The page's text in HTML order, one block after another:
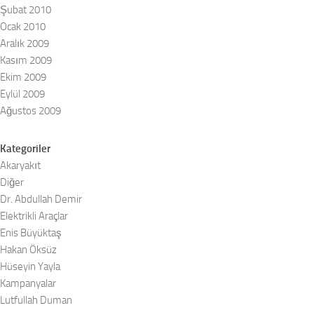
Şubat 2010
Ocak 2010
Aralık 2009
Kasım 2009
Ekim 2009
Eylül 2009
Ağustos 2009
Kategoriler
Akaryakıt
Diğer
Dr. Abdullah Demir
Elektrikli Araçlar
Enis Büyüktaş
Hakan Öksüz
Hüseyin Yayla
Kampanyalar
Lutfullah Duman